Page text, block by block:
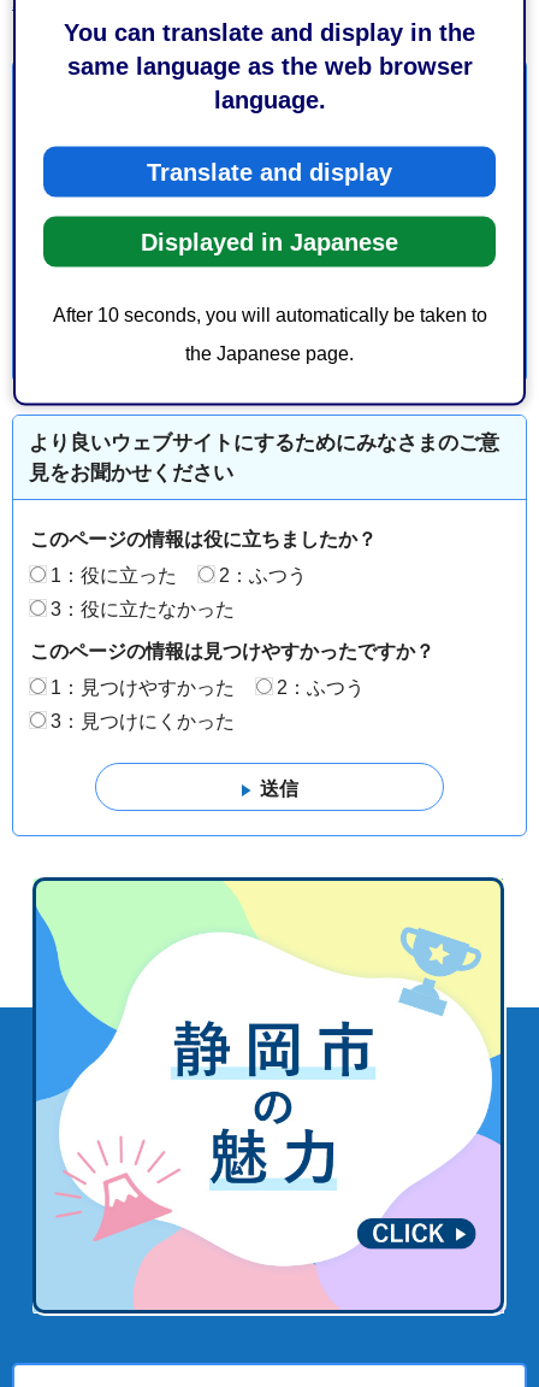
You can translate and display in the
same language as the web browser
language.
Translate and display
Displayed in Japanese
After 10 seconds, you will automatically be taken to
the Japanese page.
環境局廃棄物対策課許可審査係
葵区追手町5-1 静岡庁舎新館13階
電話番号：054-221-1363
ファックス番号：054-221-1564
より良いウェブサイトにするためにみなさまのご意
見をお聞かせください
このページの情報は役に立ちましたか？
1：役に立った
2：ふつう
3：役に立たなかった
このページの情報は見つけやすかったですか？
1：見つけやすかった
2：ふつう
3：見つけにくかった